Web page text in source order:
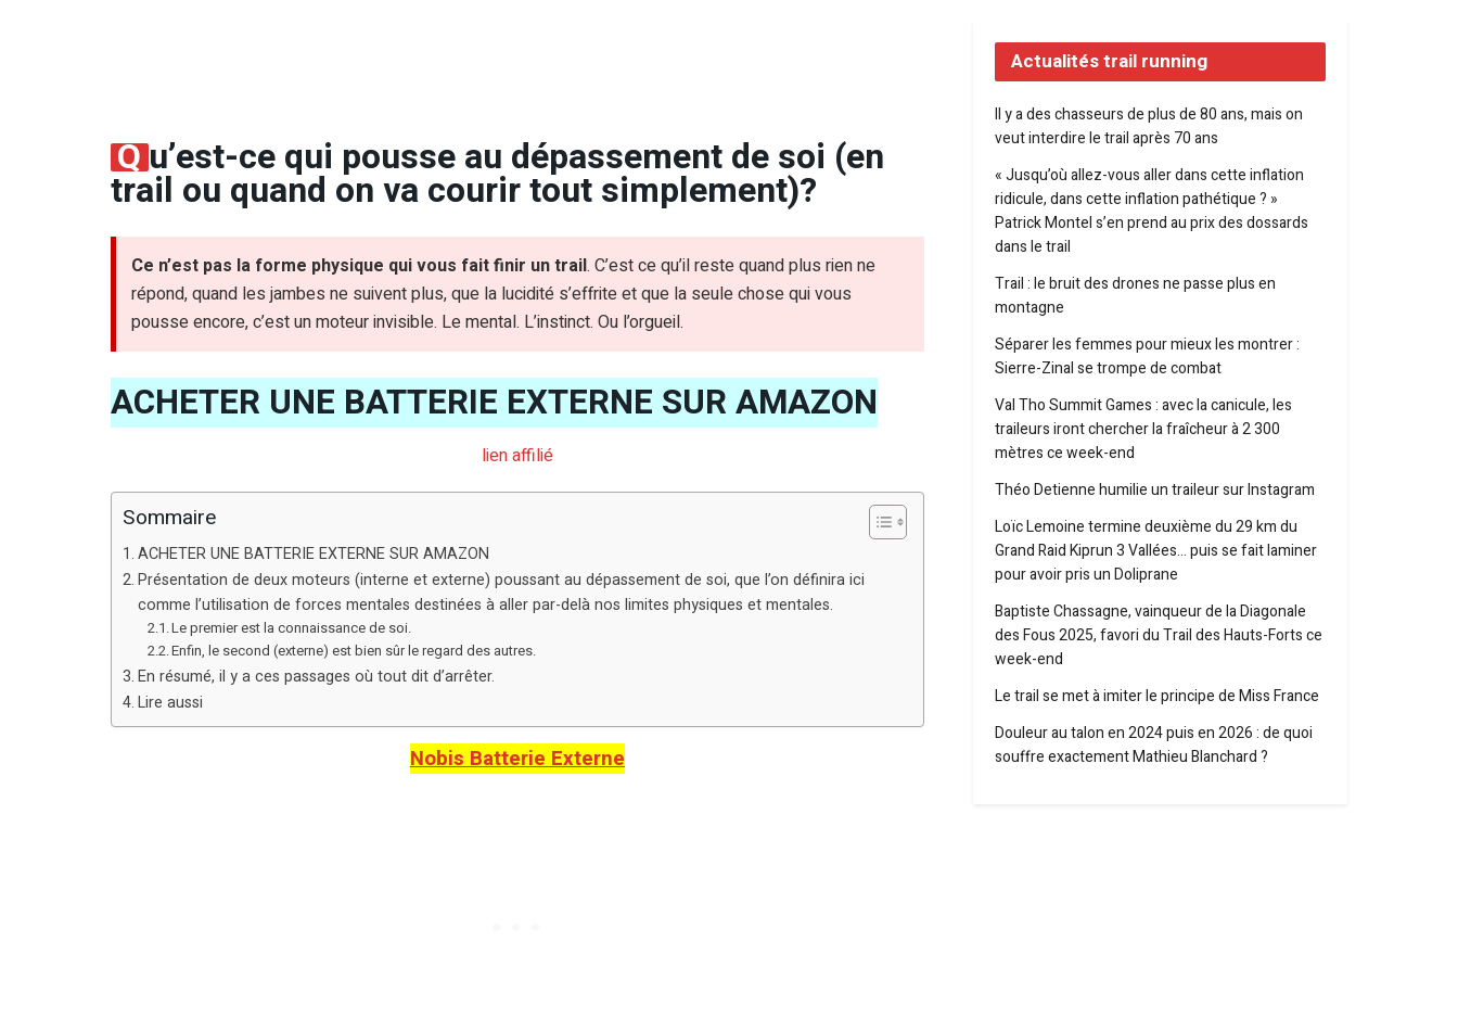
Qu’est-ce qui pousse au dépassement de soi (en
trail ou quand on va courir tout simplement)?
Ce n’est pas la forme physique qui vous fait finir un trail. C’est ce qu’il reste quand plus rien ne
répond, quand les jambes ne suivent plus, que la lucidité s’effrite et que la seule chose qui vous
pousse encore, c’est un moteur invisible. Le mental. L’instinct. Ou l’orgueil.
ACHETER UNE BATTERIE EXTERNE SUR AMAZON
lien affilié
Sommaire
ACHETER UNE BATTERIE EXTERNE SUR AMAZON
Présentation de deux moteurs (interne et externe) poussant au dépassement de soi, que l’on définira ici
comme l’utilisation de forces mentales destinées à aller par-delà nos limites physiques et mentales.
Le premier est la connaissance de soi.
Enfin, le second (externe) est bien sûr le regard des autres.
En résumé, il y a ces passages où tout dit d’arrêter.
Lire aussi
Nobis Batterie Externe
Actualités trail running
Il y a des chasseurs de plus de 80 ans, mais on
veut interdire le trail après 70 ans
« Jusqu’où allez-vous aller dans cette inflation
ridicule, dans cette inflation pathétique ? »
Patrick Montel s’en prend au prix des dossards
dans le trail
Trail : le bruit des drones ne passe plus en
montagne
Séparer les femmes pour mieux les montrer :
Sierre-Zinal se trompe de combat
Val Tho Summit Games : avec la canicule, les
traileurs iront chercher la fraîcheur à 2 300
mètres ce week-end
Théo Detienne humilie un traileur sur Instagram
Loïc Lemoine termine deuxième du 29 km du
Grand Raid Kiprun 3 Vallées… puis se fait laminer
pour avoir pris un Doliprane
Baptiste Chassagne, vainqueur de la Diagonale
des Fous 2025, favori du Trail des Hauts-Forts ce
week-end
Le trail se met à imiter le principe de Miss France
Douleur au talon en 2024 puis en 2026 : de quoi
souffre exactement Mathieu Blanchard ?